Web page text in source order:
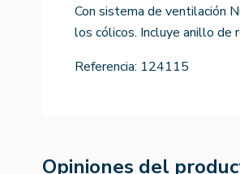
Con sistema de ventilación
los cólicos. Incluye anillo de
Referencia: 124115
Opiniones del